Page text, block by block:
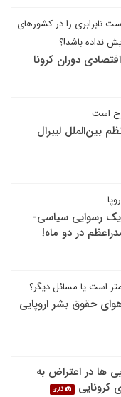
نابرابری را در کشورهای
نداده باشد!؟
دوران کرونا
است
بین‌الملل لیبرال
یک رسوایی سیاسی-
در دو ماه!
است یا مسائل دیگر؟
حقوق بشر اروپایی
ها در اعتراض به
گالری